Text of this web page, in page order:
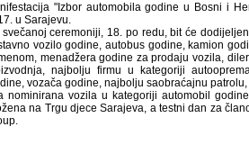
"Izbor automobila godine u Bosni i
u Sarajevu.
svečanoj ceremoniji, 18. po redu, bit će
vozilo godine, autobus godine, kamion
menadžera godine za prodaju vozila,
najbolju firmu u kategoriji
vozača godine, najbolju saobraćajnu
nominirana vozila u kategoriji automobil
na Trgu djece Sarajeva, a testni dan za